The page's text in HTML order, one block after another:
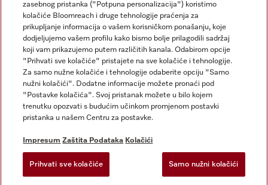
Impresum
Opći uvjeti
Zaštita podataka
Uvjeti Korištenja
Izjava o pristupačnosti
Zakon o digitalnim uslugama
Postavke kolačića
zasebnog pristanka ("Potpuna personalizacija") koristimo
kolačiće Bloomreach i druge tehnologije praćenja za
prikupljanje informacija o vašem korisničkom ponašanju, koje
dodjeljujemo vašem profilu kako bismo bolje prilagodili sadržaj
koji vam prikazujemo putem različitih kanala. Odabirom opcije
"Prihvati sve kolačiće" pristajete na sve kolačiće i tehnologije.
Za samo nužne kolačiće i tehnologije odaberite opciju "Samo
nužni kolačići". Dodatne informacije možete pronaći pod
"Postavke kolačića". Svoj pristanak možete u bilo kojem
trenutku opozvati s budućim učinkom promjenom postavki
pristanka u našem Centru za postavke.
Impresum Zaštita Podataka Kolačići
Prihvati sve kolačiće Samo nužni kolačići